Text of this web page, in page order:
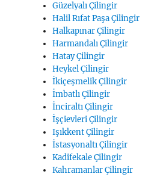
Güzelyalı Çilingir
Halil Rıfat Paşa Çilingir
Halkapınar Çilingir
Harmandalı Çilingir
Hatay Çilingir
Heykel Çilingir
İkiçeşmelik Çilingir
İmbatlı Çilingir
İnciraltı Çilingir
İşçievleri Çilingir
Işıkkent Çilingir
İstasyonaltı Çilingir
Kadifekale Çilingir
Kahramanlar Çilingir